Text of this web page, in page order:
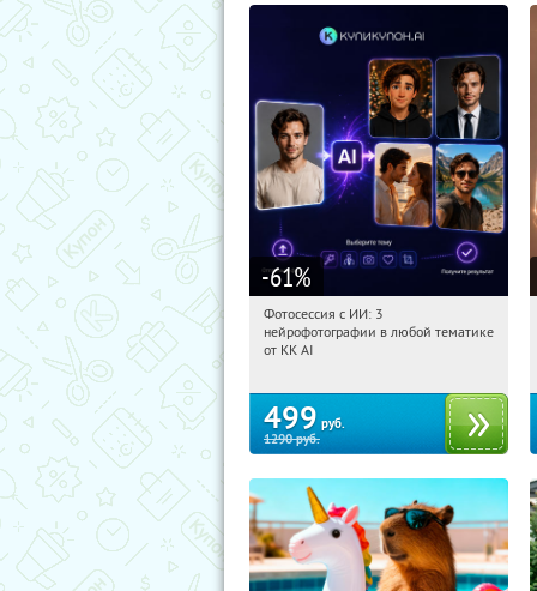
-61%
17:17:44
Россия
Фотосессия с ИИ: 3
нейрофотографии в любой тематике
от KK AI
499 руб.
1290руб.